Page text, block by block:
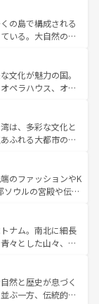
。 なお、新
照してほしい。
グ、エンターテイ
。一方、アメリカ
ニオンやイエロー
が融合した独特の
で異なる魅力を楽
感じることができ
。
の島で構成される
いる。大自然の神
地といえばオアフ
島やカウアイ島が
をはじめ、豊かな
てくれるハワイの
アンミュージッ
ハワイの魅力を彩
文化が魅力の国。
ペラハウス、オー
ル（エアーズロッ
ンズの熱帯雨林な
やワイン、オージ
サーフィンやダイ
きにはたまらな
に味わいつくそ
は、多彩な文化と
ふれる大都市の台
など、都市の喧騒
人に新しい発見と
台湾の食文化も魅
エティ豊かな料理
コンテンツ一覧を参
のファッションやK
ウルの宮殿や伝統
美を楽しむことが
ストリートフード
。夜には、韓国な
力を心ゆくまで味
韓国情報はコンテンツ一
ナム。南北に細長
々とした山々、世
の古い町並みやホ
、独特の雰囲気を
かさとおいしさで
然と歴史が息づく
ぶ一方、伝統的な